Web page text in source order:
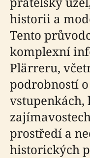
historii a
Tento
komplexní
Plärreru,
podrobností
prostředí a
historických